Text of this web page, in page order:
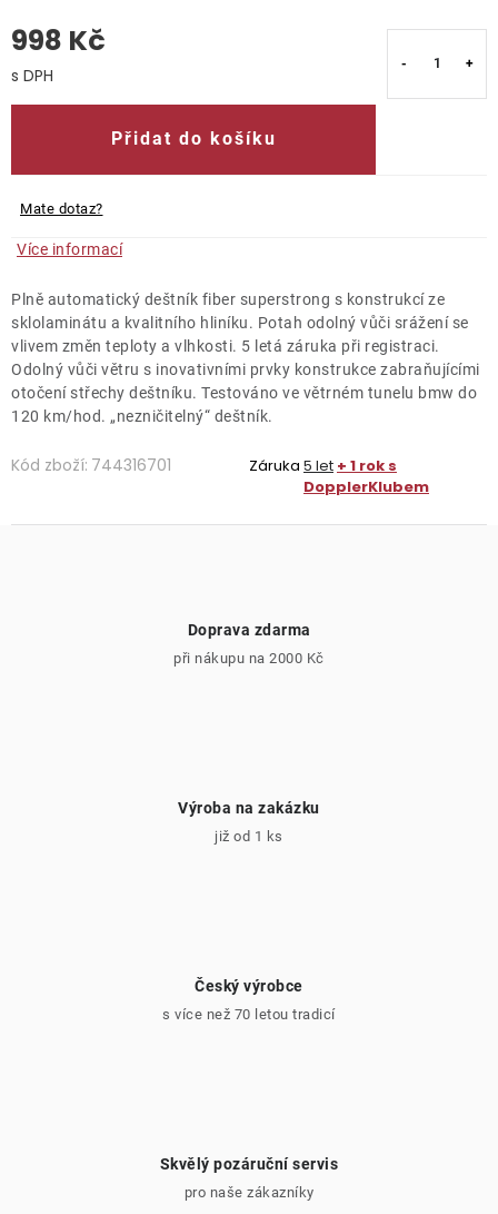
998 Kč
Přidat do košíku
Mate dotaz?
Více informací
Plně automatický deštník fiber superstrong s konstrukcí ze
sklolaminátu a kvalitního hliníku. Potah odolný vůči srážení se
vlivem změn teploty a vlhkosti. 5 letá záruka při registraci.
Odolný vůči větru s inovativními prvky konstrukce zabraňujícími
otočení střechy deštníku. Testováno ve větrném tunelu bmw do
120 km/hod. „nezničitelný“ deštník.
Kód zboží: 744316701 Záruka 5 let + 1 rok s
DopplerKlubem
Doprava zdarma
při nákupu na 2000 Kč
Výroba na zakázku
již od 1 ks
Český výrobce
s více než 70 letou tradicí
Skvělý pozáruční servis
pro naše zákazníky